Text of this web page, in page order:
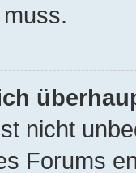
nicht
Forums